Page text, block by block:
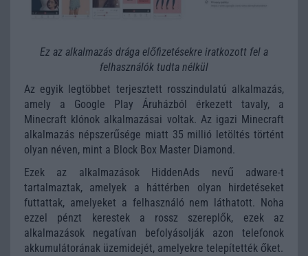
Ez az alkalmazás drága előfizetésekre iratkozott fel a
felhasználók tudta nélkül
Az egyik legtöbbet terjesztett rosszindulatú alkalmazás,
amely a Google Play Áruházból érkezett tavaly, a
Minecraft klónok alkalmazásai voltak. Az igazi Minecraft
alkalmazás népszerűsége miatt 35 millió letöltés történt
olyan néven, mint a Block Box Master Diamond.
Ezek az alkalmazások HiddenAds nevű adware-t
tartalmaztak, amelyek a háttérben olyan hirdetéseket
futtattak, amelyeket a felhasználó nem láthatott. Noha
ezzel pénzt kerestek a rossz szereplők, ezek az
alkalmazások negatívan befolyásolják azon telefonok
akkumulátorának üzemidejét, amelyekre telepítették őket.